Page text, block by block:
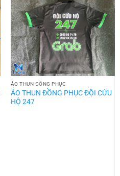
ÁO THUN ĐỒNG PHỤC
ÁO THUN ĐỒNG PHỤC ĐỘI CỨU
HỘ 247